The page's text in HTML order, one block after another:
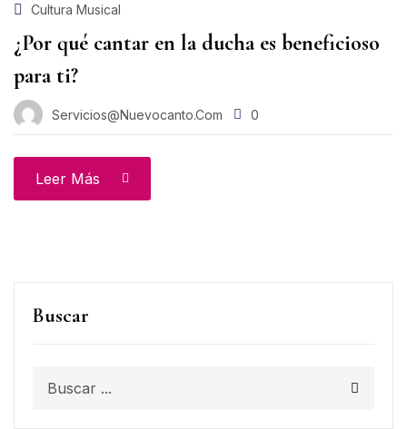
Buscar
Cultura Musical
¿Por qué cantar en la ducha es beneficioso
para ti?
Servicios@nuevocanto.com 0
Leer Más